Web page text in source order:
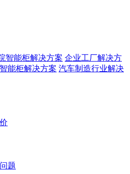
智能柜解决方案 企业工厂解决方
能柜解决方案 汽车制造行业解决
题